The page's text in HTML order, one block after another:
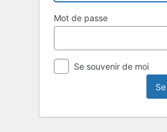
Mot de passe
Se souvenir de moi